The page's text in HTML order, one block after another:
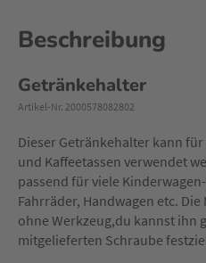
Beschreibung
Getränkehalter
Artikel-Nr. 2000578082802
Dieser Getränkehalter kann
und Kaffeetassen verwendet
passend für viele
Fahrräder, Handwagen etc.
ohne Werkzeug,du kannst ihn
mitgelieferten Schraube